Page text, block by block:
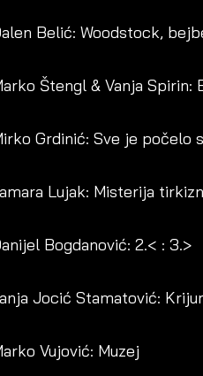
Belić: Woodstock,
Štengl & Vanja Spirin:
Grdinić: Sve je počelo
Lujak: Misterija
Bogdanović: 2.< : 3.>
Jocić Stamatović:
Vujović: Muzej